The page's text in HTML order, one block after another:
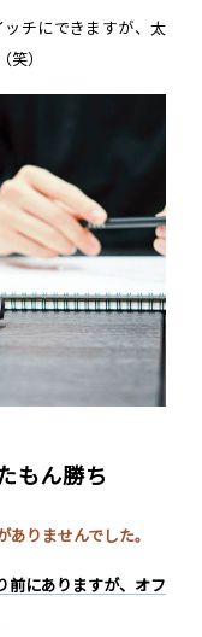
チにできますが、太
笑）
もん勝ち
りませんでした。
前にありますが、オフ